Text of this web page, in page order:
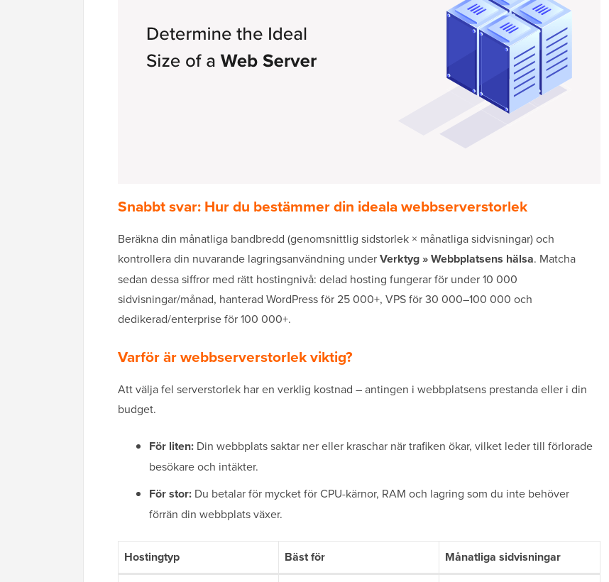
Snabbt svar: Hur du bestämmer din ideala webbserverstorlek
Beräkna din månatliga bandbredd (genomsnittlig sidstorlek × månatliga sidvisningar) och
kontrollera din nuvarande lagringsanvändning underVerktyg » Webbplatsens hälsa. Matcha
sedan dessa siffror med rätt hostingnivå: delad hosting fungerar för under 10 000
sidvisningar/månad, hanterad WordPress för 25 000+, VPS för 30 000–100 000 och
dedikerad/enterprise för 100 000+.
Varför är webbserverstorlek viktig?
Att välja fel serverstorlek har en verklig kostnad – antingen i webbplatsens prestanda eller i din
budget.
För liten: Din webbplats saktar ner eller kraschar när trafiken ökar, vilket leder till förlorade
besökare och intäkter.
För stor: Du betalar för mycket för CPU-kärnor, RAM och lagring som du inte behöver
förrän din webbplats växer.
Hostingtyp Bäst för Månatliga sidvisningar